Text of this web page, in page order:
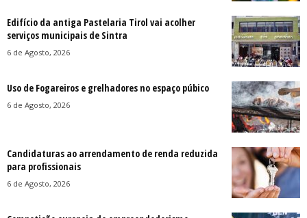
Edifício da antiga Pastelaria Tirol vai acolher
serviços municipais de Sintra
6 de Agosto, 2026
Uso de Fogareiros e grelhadores no espaço púbico
6 de Agosto, 2026
Candidaturas ao arrendamento de renda reduzida
para profissionais
6 de Agosto, 2026